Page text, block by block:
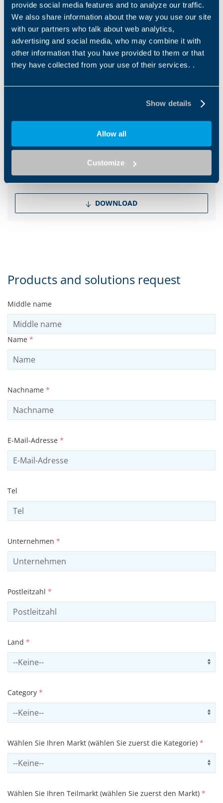
provide social media features and to analyze our traffic.
We also share information about the way you use our site
with our partners who talk about web analytics,
advertising and social media, who may combine it with
other information that you have provided to them or that
they have collected from your use of their services. .
Show details
Allow all
Customize
die Überlandförderer zu einer
herausfordernden
Anwendung machen. Unsere
Lösungen können hohe
Leistungsanforderungen
bewältigen und sind einfach
zu warten, was sie zu einer
idealen Option für diesen
...
einer zuverlässigen
Produktreihe für 1 bis...
Brochure Construction Industry
DOWNLOAD
Products and solutions request
Middle name
Name *
Nachname *
E-Mail-Adresse *
Tel
Unternehmen *
Postleitzahl *
Land *
Select country
Category *
Select contactCategory
Wählen Sie Ihren Markt (wählen Sie zuerst die Kategorie) *
Select sector
Wählen Sie Ihren Teilmarkt (wählen Sie zuerst den Markt) *